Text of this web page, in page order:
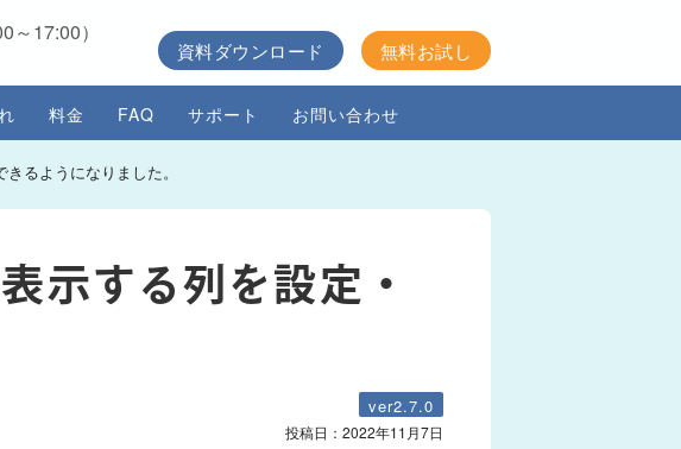
～17:00）
資料ダウンロード 無料お試し
料金 FAQ サポート お問い合わせ
るようになりました。
示する列を設定・
ver2.7.0
投稿日： 2022年11月7日